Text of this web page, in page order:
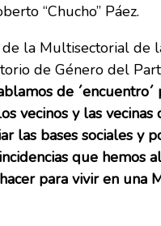
“Chucho” Páez.
la Multisectorial de
de Género del
de
vecinos y las
las bases sociales y
que hemos
para vivir en una